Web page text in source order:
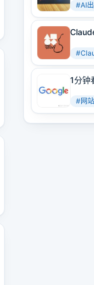
#AI
#
1分钟
南（
#网